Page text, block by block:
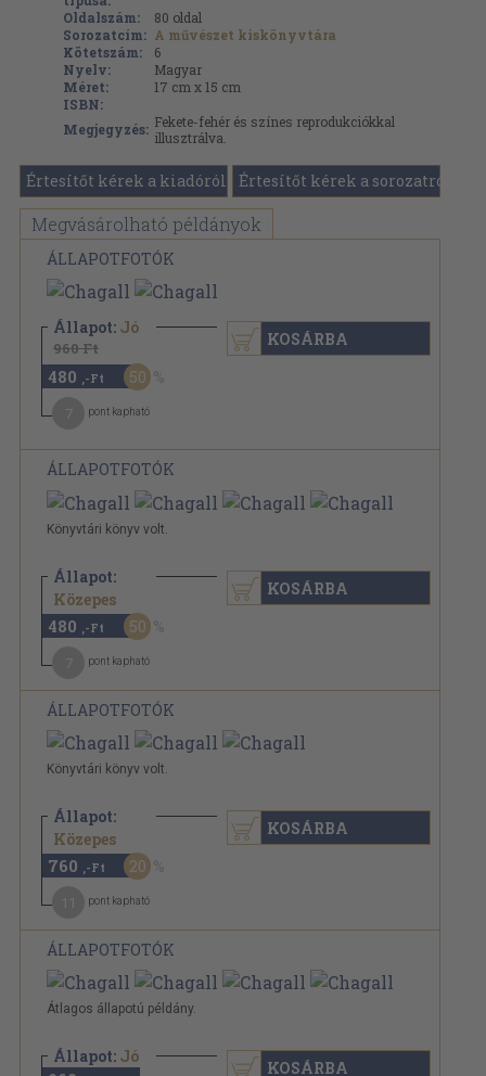
Oldalszám:
80 oldal
Sorozatcím: A művészet kiskönyvtára
Kötetszám:
6
Nyelv:
Magyar
Méret:
17 cm x 15 cm
ISBN:
Megjegyzés: Fekete-fehér és színes reprodukciókkal
illusztrálva.
Értesítőt kérek a kiadóról Értesítőt kérek a sorozatról
Megvásárolható példányok
ÁLLAPOTFOTÓK
Állapot: Jó
960 Ft
480 ,-Ft 50
pont kapható
KOSÁRBA
ÁLLAPOTFOTÓK
Könyvtári könyv volt.
Állapot:
Közepes
960 Ft
480 ,-Ft 50
pont kapható
KOSÁRBA
ÁLLAPOTFOTÓK
Könyvtári könyv volt.
Állapot:
Közepes
960 Ft
760 ,-Ft 20
pont kapható
KOSÁRBA
ÁLLAPOTFOTÓK
Átlagos állapotú példány.
Állapot: Jó
KOSÁRBA